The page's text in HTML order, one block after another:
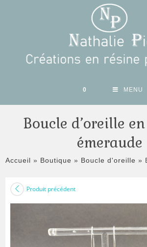
0 MENU
Boucle d’oreille
émeraude
Accueil » Boutique » Boucle d'oreille »
Produit précédent